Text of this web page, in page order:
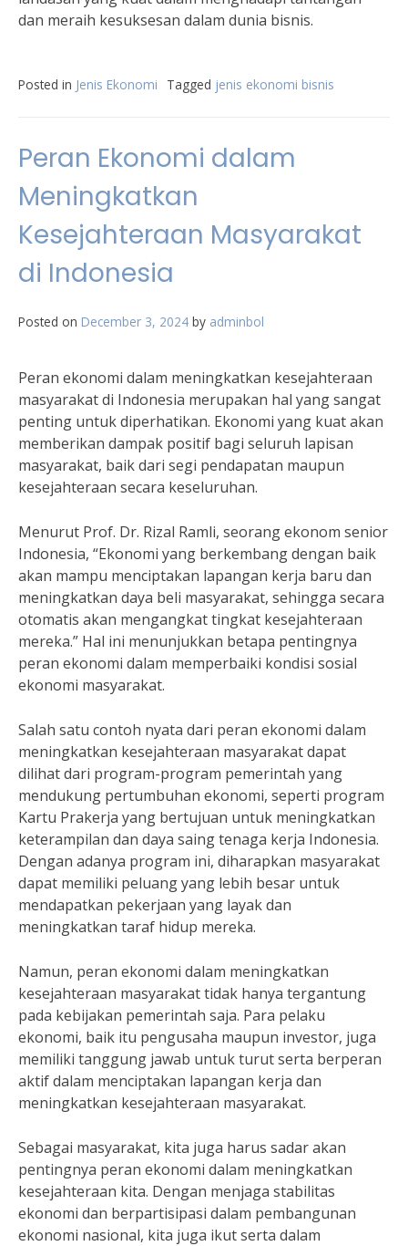
dan meraih kesuksesan dalam dunia bisnis.
Posted in Jenis Ekonomi Tagged jenis ekonomi bisnis
Peran Ekonomi dalam
Meningkatkan
Kesejahteraan Masyarakat
di Indonesia
Posted on December 3, 2024 by adminbol
Peran ekonomi dalam meningkatkan kesejahteraan
masyarakat di Indonesia merupakan hal yang sangat
penting untuk diperhatikan. Ekonomi yang kuat akan
memberikan dampak positif bagi seluruh lapisan
masyarakat, baik dari segi pendapatan maupun
kesejahteraan secara keseluruhan.
Menurut Prof. Dr. Rizal Ramli, seorang ekonom senior
Indonesia, “Ekonomi yang berkembang dengan baik
akan mampu menciptakan lapangan kerja baru dan
meningkatkan daya beli masyarakat, sehingga secara
otomatis akan mengangkat tingkat kesejahteraan
mereka.” Hal ini menunjukkan betapa pentingnya
peran ekonomi dalam memperbaiki kondisi sosial
ekonomi masyarakat.
Salah satu contoh nyata dari peran ekonomi dalam
meningkatkan kesejahteraan masyarakat dapat
dilihat dari program-program pemerintah yang
mendukung pertumbuhan ekonomi, seperti program
Kartu Prakerja yang bertujuan untuk meningkatkan
keterampilan dan daya saing tenaga kerja Indonesia.
Dengan adanya program ini, diharapkan masyarakat
dapat memiliki peluang yang lebih besar untuk
mendapatkan pekerjaan yang layak dan
meningkatkan taraf hidup mereka.
Namun, peran ekonomi dalam meningkatkan
kesejahteraan masyarakat tidak hanya tergantung
pada kebijakan pemerintah saja. Para pelaku
ekonomi, baik itu pengusaha maupun investor, juga
memiliki tanggung jawab untuk turut serta berperan
aktif dalam menciptakan lapangan kerja dan
meningkatkan kesejahteraan masyarakat.
Sebagai masyarakat, kita juga harus sadar akan
pentingnya peran ekonomi dalam meningkatkan
kesejahteraan kita. Dengan menjaga stabilitas
ekonomi dan berpartisipasi dalam pembangunan
ekonomi nasional, kita juga ikut serta dalam